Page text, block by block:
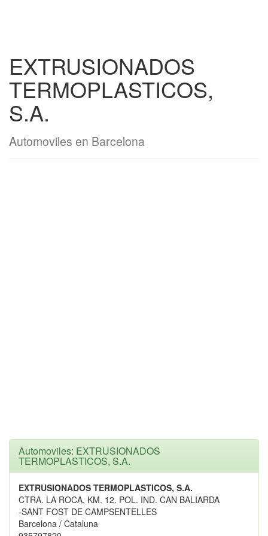
EXTRUSIONADOS
TERMOPLASTICOS,
S.A.
Automoviles en Barcelona
Automoviles: EXTRUSIONADOS
TERMOPLASTICOS, S.A.
EXTRUSIONADOS TERMOPLASTICOS, S.A.
CTRA. LA ROCA, KM. 12. POL. IND. CAN BALIARDA
-SANT FOST DE CAMPSENTELLES
Barcelona / Cataluna